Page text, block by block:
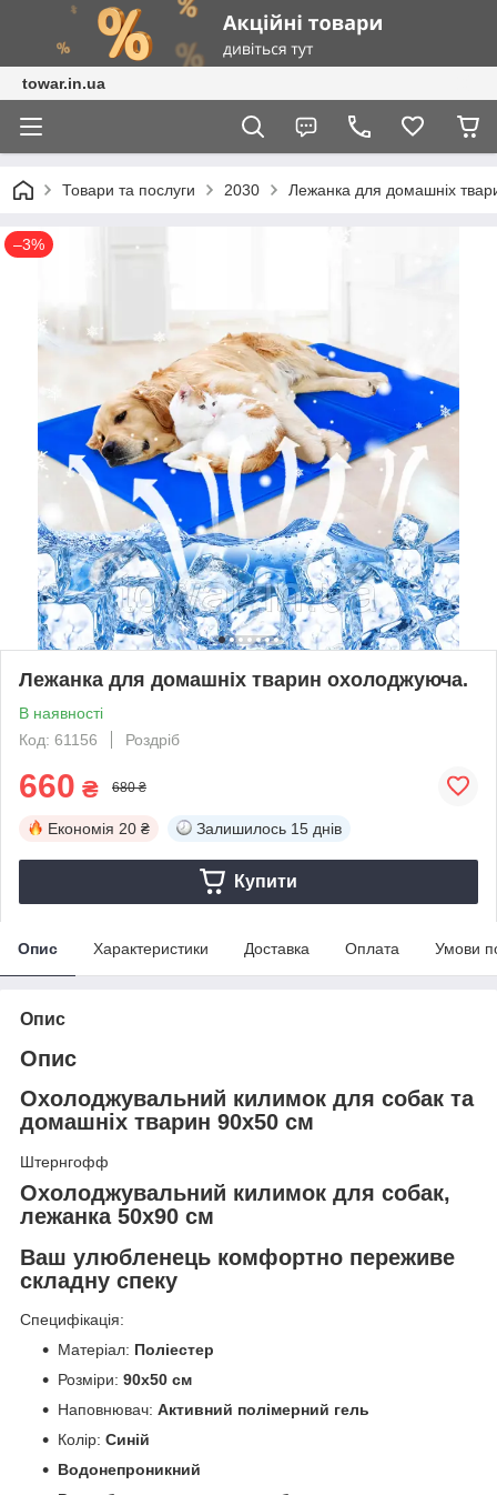
towar.in.ua
Товари та послуги 2030 Лежанка для домашніх
–3%
Лежанка для домашніх тварин охолоджуюча.
В наявності
Код: 61156
Роздріб
660 ₴ 680 ₴
Економія 20 ₴ Залишилось 15 днів
Купити
Опис Характеристики Доставка Оплата Умови
Опис
Опис
Охолоджувальний килимок для собак та
домашніх тварин 90x50 см
Штернгофф
Охолоджувальний килимок для собак,
лежанка 50x90 см
Ваш улюбленець комфортно переживе
складну спеку
Специфікація:
Матеріал: Поліестер
Розміри: 90x50 см
Наповнювач: Активний полімерний гель
Колір: Синій
Водонепроникний